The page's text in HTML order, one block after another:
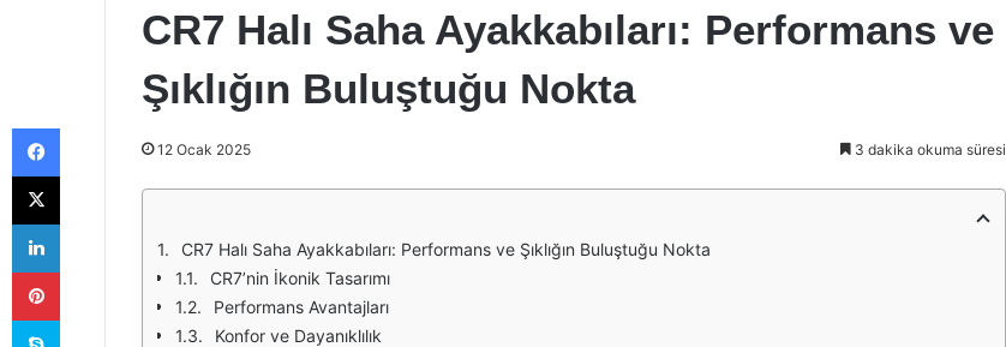
CR7 Halı Saha Ayakkabıları: Performans ve
Şıklığın Buluştuğu Nokta
12 Ocak 2025 3 dakika okuma süresi
CR7 Halı Saha Ayakkabıları: Performans ve Şıklığın Buluştuğu Nokta
CR7’nin İkonik Tasarımı
Performans Avantajları
Konfor ve Dayanıklılık
Facebook
X
LinkedIn
Pinterest
Skype